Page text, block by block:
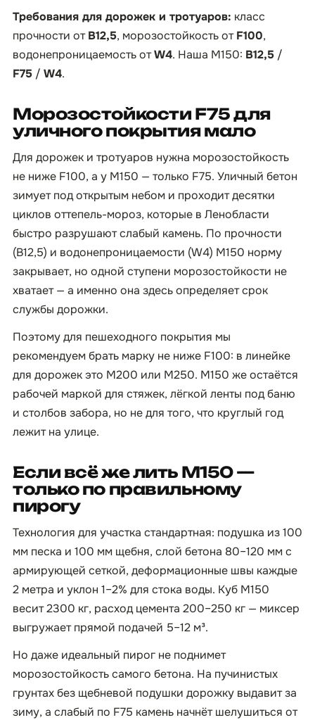
Требования для дорожек и тротуаров: класс
прочности отB12,5, морозостойкость отF100,
водонепроницаемость отW4. Наша М150: B12,5 /
F75 / W4.
Морозостойкости F75 для
уличного покрытия мало
Для дорожек и тротуаров нужна морозостойкость
не ниже F100, а у М150 — только F75. Уличный бетон
зимует под открытым небом и проходит десятки
циклов оттепель-мороз, которые в Ленобласти
быстро разрушают слабый камень. По прочности
(B12,5) и водонепроницаемости (W4) М150 норму
закрывает, но одной ступени морозостойкости не
хватает — а именно она здесь определяет срок
службы дорожки.
Поэтому для пешеходного покрытия мы
рекомендуем брать марку не ниже F100: в линейке
для дорожек это М200 или М250. М150 же остаётся
рабочей маркой для стяжек, лёгкой ленты под баню
и столбов забора, но не для того, что круглый год
лежит на улице.
Если всё же лить М150 —
только по правильному
пирогу
Технология для участка стандартная: подушка из 100
мм песка и 100 мм щебня, слой бетона 80–120 мм с
армирующей сеткой, деформационные швы каждые
2 метра и уклон 1–2% для стока воды. Куб М150
весит 2300 кг, расход цемента 200–250 кг — миксер
выгружает прямой подачей 5–12 м³.
Но даже идеальный пирог не поднимет
морозостойкость самого бетона. На пучинистых
грунтах без щебневой подушки дорожку выдавит за
зиму, а слабый по F75 камень начнёт шелушиться от